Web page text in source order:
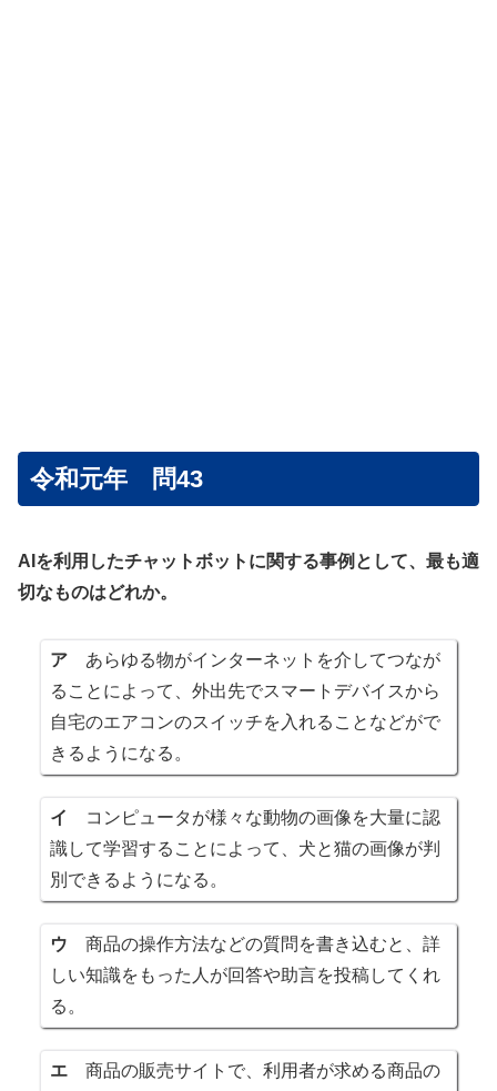
令和元年 問43
AIを利用したチャットボットに関する事例として、最も適
切なものはどれか。
ア あらゆる物がインターネットを介してつなが
ることによって、外出先でスマートデバイスから
自宅のエアコンのスイッチを入れることなどがで
きるようになる。
イ
コンピュータが様々な動物の画像を大量に認
識して学習することによって、犬と猫の画像が判
別できるようになる。
ウ 商品の操作方法などの質問を書き込むと、詳
しい知識をもった人が回答や助言を投稿してくれ
る。
エ 商品の販売サイトで、利用者が求める商品の